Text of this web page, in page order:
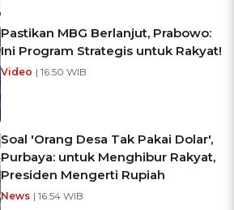
Pastikan MBG Berlanjut, Prabowo:
Ini Program Strategis untuk Rakyat!
Video | 16:50 WIB
Soal 'Orang Desa Tak Pakai Dolar',
Purbaya: untuk Menghibur Rakyat,
Presiden Mengerti Rupiah
News | 16:54 WIB